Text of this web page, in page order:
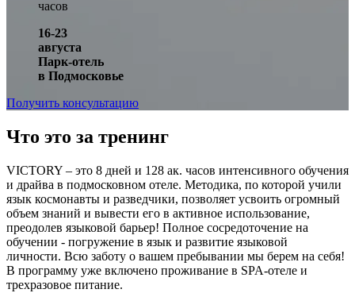
часов
16-23
августа
Парк-отель
в Подмосковье
Получить консультацию
Что это за тренинг
VICTORY – это 8 дней и 128 ак. часов интенсивного обучения
и драйва в подмосковном отеле. Методика, по которой учили
язык космонавты и разведчики, позволяет усвоить огромный
объем знаний и вывести его в активное использование,
преодолев языковой барьер! Полное сосредоточение на
обучении - погружение в язык и развитие языковой
личности. Всю заботу о вашем пребывании мы берем на себя!
В программу уже включено проживание в SPA-отеле и
трехразовое питание.